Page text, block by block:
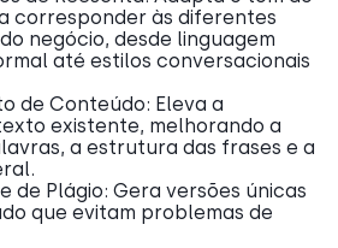
corresponder às diferentes
negócio, desde linguagem
até estilos conversacionais
de Conteúdo: Eleva a
existente, melhorando a
a estrutura das frases e a
de Plágio: Gera versões únicas
que evitam problemas de